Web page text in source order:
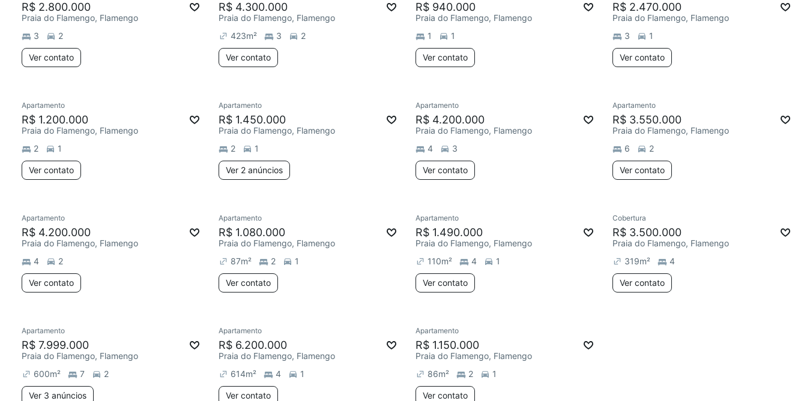
R$ 2.800.000
Praia do Flamengo, Flamengo
3
2
Ver contato
R$ 4.300.000
Praia do Flamengo, Flamengo
423m² 3 2
Ver contato
R$ 940.000
Praia do Flamengo, Flamengo
1
1
Ver contato
R$ 2.470.000
Praia do Flamengo, Flamengo
3
1
Ver contato
Apartamento
R$ 1.200.000
Praia do Flamengo, Flamengo
2
1
Ver contato
Apartamento
R$ 1.450.000
Praia do Flamengo, Flamengo
2
1
Ver 2 anúncios
Apartamento
R$ 4.200.000
Praia do Flamengo, Flamengo
4
3
Ver contato
Apartamento
R$ 3.550.000
Praia do Flamengo, Flamengo
6
2
Ver contato
Apartamento
R$ 4.200.000
Praia do Flamengo, Flamengo
4
2
Ver contato
Apartamento
R$ 1.080.000
Praia do Flamengo, Flamengo
87m² 2 1
Ver contato
Apartamento
R$ 1.490.000
Praia do Flamengo, Flamengo
110m² 4 1
Ver contato
Cobertura
R$ 3.500.000
Praia do Flamengo, Flamengo
319m² 4
Ver contato
Apartamento
R$ 7.999.000
Praia do Flamengo, Flamengo
600m² 7 2
Ver 3 anúncios
Apartamento
R$ 6.200.000
Praia do Flamengo, Flamengo
614m² 4 1
Ver contato
Apartamento
R$ 1.150.000
Praia do Flamengo, Flamengo
86m² 2 1
Ver contato